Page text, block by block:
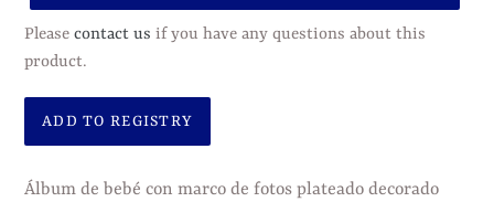
Please contact us if you have any questions about this
product.
el
Álbum de bebé con marco de fotos plateado decorado